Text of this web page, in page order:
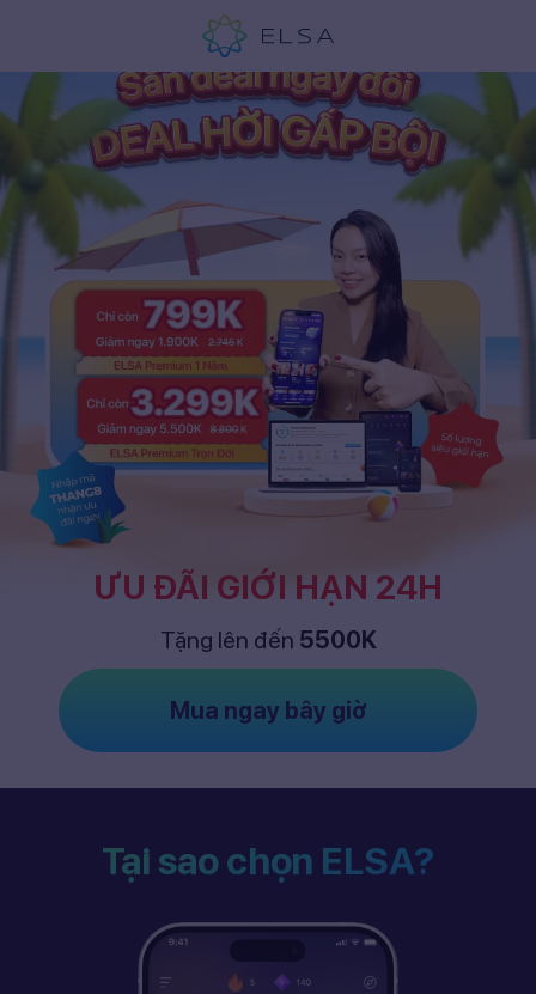
ƯU ĐÃI GIỚI HẠN 24H
Tặng lên đến 5500K
Mua ngay bây giờ
Tại sao chọn ELSA?